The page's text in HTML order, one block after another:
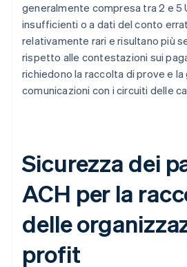
generalmente compresa tra 2 e 5
insufficienti o a dati del conto
relativamente rari e risultano più
rispetto alle contestazioni sui
richiedono la raccolta di prove e
comunicazioni con i circuiti delle
Sicurezza dei
ACH per la
delle
profit